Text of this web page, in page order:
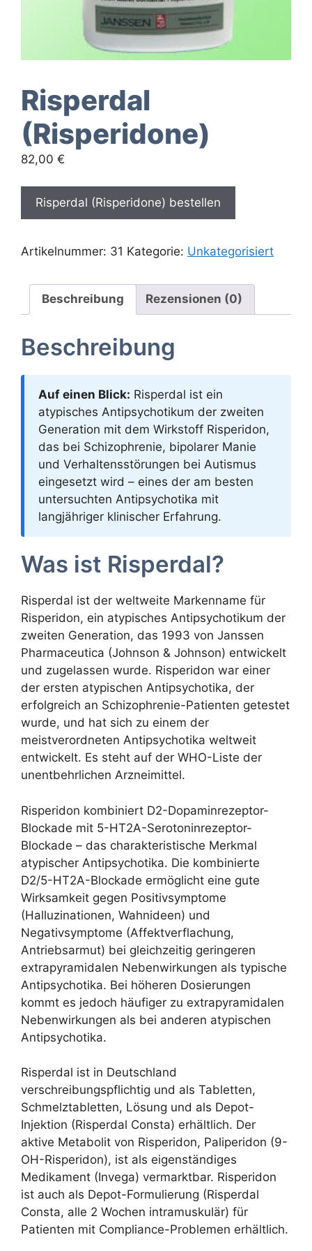
Risperdal
(Risperidone)
82,00 €
Risperdal (Risperidone) bestellen
Artikelnummer: 31 Kategorie: Unkategorisiert
Beschreibung Rezensionen (0)
Beschreibung
Auf einen Blick: Risperdal ist ein
atypisches Antipsychotikum der zweiten
Generation mit dem Wirkstoff Risperidon,
das bei Schizophrenie, bipolarer Manie
und Verhaltensstörungen bei Autismus
eingesetzt wird – eines der am besten
untersuchten Antipsychotika mit
langjähriger klinischer Erfahrung.
Was ist Risperdal?
Risperdal ist der weltweite Markenname für
Risperidon, ein atypisches Antipsychotikum der
zweiten Generation, das 1993 von Janssen
Pharmaceutica (Johnson & Johnson) entwickelt
und zugelassen wurde. Risperidon war einer
der ersten atypischen Antipsychotika, der
erfolgreich an Schizophrenie-Patienten getestet
wurde, und hat sich zu einem der
meistverordneten Antipsychotika weltweit
entwickelt. Es steht auf der WHO-Liste der
unentbehrlichen Arzneimittel.
Risperidon kombiniert D2-Dopaminrezeptor-
Blockade mit 5-HT2A-Serotoninrezeptor-
Blockade – das charakteristische Merkmal
atypischer Antipsychotika. Die kombinierte
D2/5-HT2A-Blockade ermöglicht eine gute
Wirksamkeit gegen Positivsymptome
(Halluzinationen, Wahnideen) und
Negativsymptome (Affektverflachung,
Antriebsarmut) bei gleichzeitig geringeren
extrapyramidalen Nebenwirkungen als typische
Antipsychotika. Bei höheren Dosierungen
kommt es jedoch häufiger zu extrapyramidalen
Nebenwirkungen als bei anderen atypischen
Antipsychotika.
Risperdal ist in Deutschland
verschreibungspflichtig und als Tabletten,
Schmelztabletten, Lösung und als Depot-
Injektion (Risperdal Consta) erhältlich. Der
aktive Metabolit von Risperidon, Paliperidon (9-
OH-Risperidon), ist als eigenständiges
Medikament (Invega) vermarktbar. Risperidon
ist auch als Depot-Formulierung (Risperdal
Consta, alle 2 Wochen intramuskulär) für
Patienten mit Compliance-Problemen erhältlich.